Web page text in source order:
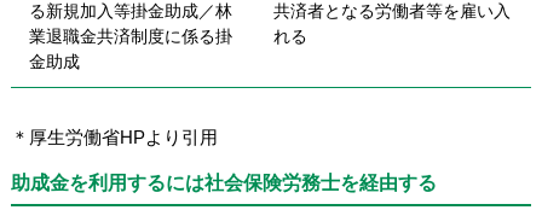
る新規加入等掛金助成／林
業退職金共済制度に係る掛
金助成
共済者となる労働者等を雇い入
れる
＊厚生労働省HPより引用
助成金を利用するには社会保険労務士を経由する